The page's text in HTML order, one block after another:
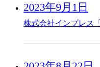
2023年9月1日
株式会社インプレス